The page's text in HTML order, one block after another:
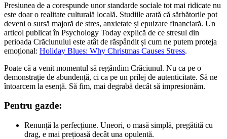
Presiunea de a corespunde unor standarde sociale tot mai ridicate nu
este doar o realitate culturală locală. Studiile arată că sărbătorile pot
deveni o sursă majoră de stres, anxietate și epuizare financiară. Un
articol publicat în Psychology Today explică de ce stresul din
perioada Crăciunului este atât de răspândit și cum ne putem proteja
emoțional: Holiday Blues: Why Christmas Causes Stress.
Poate că a venit momentul să regândim Crăciunul. Nu ca pe o
demonstrație de abundență, ci ca pe un prilej de autenticitate. Să ne
întoarcem la esență. Să fim, mai degrabă decât să impresionăm.
Pentru gazde:
Renunță la perfecțiune. Uneori, o masă simplă, pregătită cu
drag, e mai prețioasă decât una opulentă.